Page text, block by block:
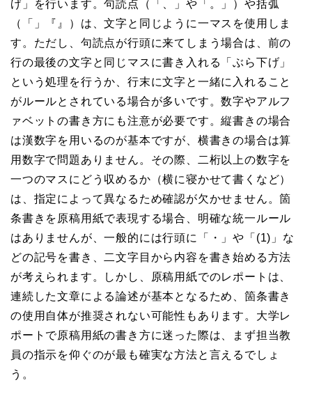
げ」を行います。句読点（「、」や「。」）や括弧
（「」『』）は、文字と同じように一マスを使用しま
す。ただし、句読点が行頭に来てしまう場合は、前の
行の最後の文字と同じマスに書き入れる「ぶら下げ」
という処理を行うか、行末に文字と一緒に入れること
がルールとされている場合が多いです。数字やアルフ
ァベットの書き方にも注意が必要です。縦書きの場合
は漢数字を用いるのが基本ですが、横書きの場合は算
用数字で問題ありません。その際、二桁以上の数字を
一つのマスにどう収めるか（横に寝かせて書くなど）
は、指定によって異なるため確認が欠かせません。箇
条書きを原稿用紙で表現する場合、明確な統一ルール
はありませんが、一般的には行頭に「・」や「(1)」な
どの記号を書き、二文字目から内容を書き始める方法
が考えられます。しかし、原稿用紙でのレポートは、
連続した文章による論述が基本となるため、箇条書き
の使用自体が推奨されない可能性もあります。大学レ
ポートで原稿用紙の書き方に迷った際は、まず担当教
員の指示を仰ぐのが最も確実な方法と言えるでしょ
う。